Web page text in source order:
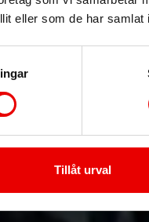
eller som de har
Tillåt urval